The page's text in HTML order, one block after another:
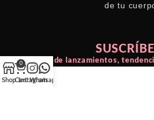
de tu
Entérate de lanzamientos,
Shop
0
Cart
Instagram
Whatsapp